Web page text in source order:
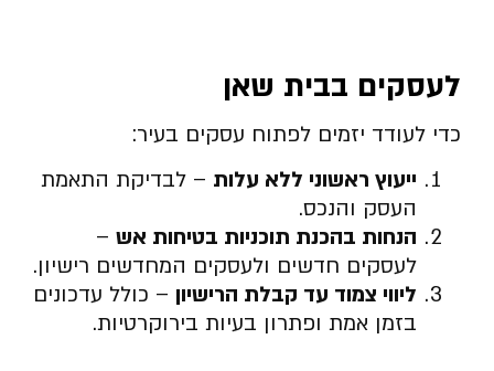
לעסקים בבית שאן
כדי לעודד יזמים לפתוח עסקים בעיר:
ייעוץ ראשוני ללא עלות – לבדיקת התאמת
העסק והנכס.
הנחות בהכנת תוכניות בטיחות אש –
לעסקים חדשים ולעסקים המחדשים רישיון.
ליווי צמוד עד קבלת הרישיון – כולל עדכונים
בזמן אמת ופתרון בעיות בירוקרטיות.